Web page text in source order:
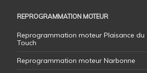
REPROGRAMMATION MOTEUR
Reprogrammation moteur Plaisance du
Touch
Reprogrammation moteur Narbonne